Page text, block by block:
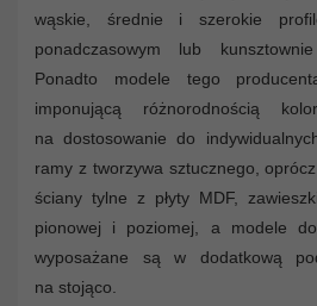
wąskie, średnie i szerokie
ponadczasowym lub
Ponadto modele tego
imponującą różnorodnością
na dostosowanie do
ramy z tworzywa sztucznego,
ściany tylne z płyty MDF,
pionowej i poziomej, a modele
wyposażane są w dodatkową
na stojąco.